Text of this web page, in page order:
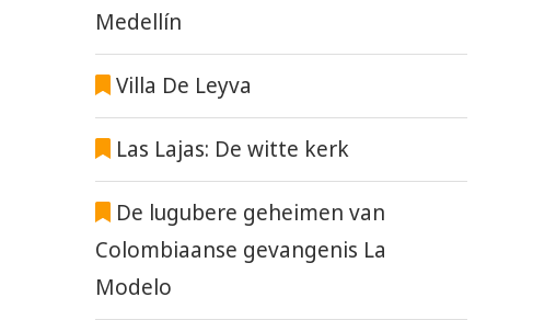
COLOMBIA VOOR
WK2026 BEKEND
SHAKIRA & BURNA BOY
Medellín
Villa De Leyva
Las Lajas: De witte kerk
De lugubere geheimen van
Colombiaanse gevangenis La
Modelo